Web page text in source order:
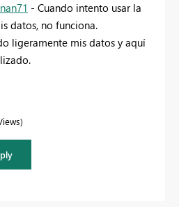
- Cuando intento usar la
datos, no funciona.
ligeramente mis datos y aquí